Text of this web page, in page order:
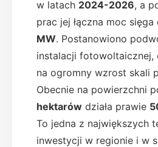
w latach 2024-2026, a
prac jej łączna moc
MW. Postanowiono
instalacji fotowoltaicznej,
na ogromny wzrost skali
Obecnie na powierzchni
hektarów działa prawie
To jedna z największych
inwestycji w regionie i w